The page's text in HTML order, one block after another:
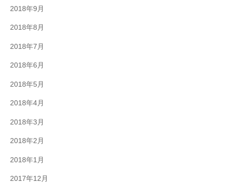
2018年9月
2018年8月
2018年7月
2018年6月
2018年5月
2018年4月
2018年3月
2018年2月
2018年1月
2017年12月